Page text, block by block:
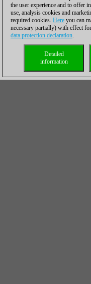
the user experience and to offer
use, analysis cookies and
required cookies. Here you can
necessary partially) with effect
data protection declaration.
Detailed
information